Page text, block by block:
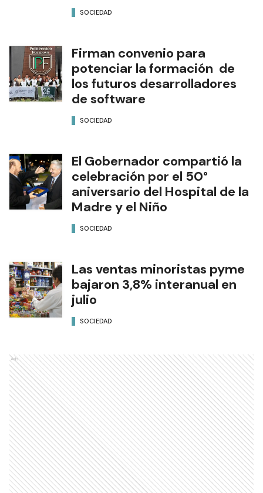
SOCIEDAD
Firman convenio para
potenciar la formación de
los futuros desarrolladores
de software
SOCIEDAD
El Gobernador compartió la
celebración por el 50°
aniversario del Hospital de la
Madre y el Niño
SOCIEDAD
Las ventas minoristas pyme
bajaron 3,8% interanual en
julio
SOCIEDAD
Ads